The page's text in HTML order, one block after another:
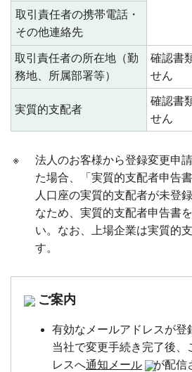
取引責任者の携帯電話・
その他連絡先
取引責任者の所在地（勤
務地、所属部署等）
確認書
せん
実質的支配者
確認書
せん
※
法人のお客様から登録変更申
た場合、「実質的支配者申告
人口座の実質的支配者が未登
なため、実質的支配者申告書
い。なお、上場企業は実質的
す。
ご案内
有効なメールアドレスが登
当社で変更手続き完了後、
レスへ通知メール
が配信